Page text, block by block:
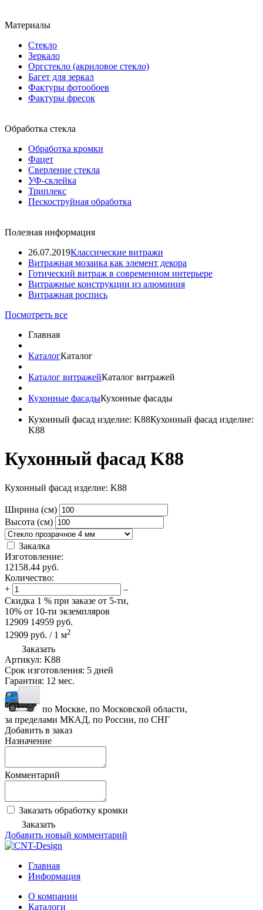
Материалы
Стекло
Зеркало
Оргстекло (акриловое стекло)
Багет для зеркал
Фактуры фотообоев
Фактуры фресок
Обработка стекла
Обработка кромки
Фацет
Сверление стекла
УФ-склейка
Триплекс
Пескоструйная обработка
Полезная информация
26.07.2019Классические витражи
Витражная мозаика как элемент декора
Готический витраж в современном интерьере
Витражные конструкции из алюминия
Витражная роспись
Посмотреть все
Главная
КаталогКаталог
Каталог витражейКаталог витражей
Кухонные фасадыКухонные фасады
Кухонный фасад изделие: K88Кухонный фасад изделие:
K88
Кухонный фасад K88
Кухонный фасад изделие: K88
Ширина (см)
Высота (см)
Закалка
Изготовление:
12158.44 руб.
Количество:
+
–
Скидка 1 % при заказе от 5-ти,
10% от 10-ти экземпляров
12909 14959 руб.
12909 руб. / 1 м2
Заказать
Артикул: K88
Срок изготовления: 5 дней
Гарантия: 12 мес.
по Москве, по Московской области,
за пределами МКАД, по России, по СНГ
Добавить в заказ
Назначение
Комментарий
Заказать обработку кромки
Заказать
Добавить новый комментарий
Главная
Информация
О компании
Каталоги